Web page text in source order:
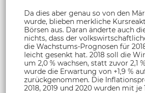
Da dies aber genau so von den
wurde, blieben merkliche
Börsen aus. Daran änderte auch
nichts, dass der
die Wachstums-Prognosen für
leicht gesenkt hat. 2018 soll die
um 2,0 % wachsen, statt zuvor 2,1
wurde die Erwartung von +1,9 % auf
zurückgenommen. Die
2018, 2019 und 2020 wurden mit je